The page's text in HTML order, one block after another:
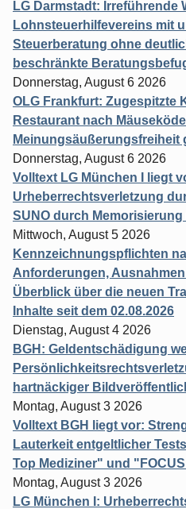
LG Darmstadt: Irreführende
Lohnsteuerhilfevereins mit
Steuerberatung ohne
beschränkte
Donnerstag, August 6 2026
OLG Frankfurt: Zugespitzte
Restaurant nach
Meinungsäußerungsfreiheit
Donnerstag, August 6 2026
Volltext LG München I liegt
Urheberrechtsverletzung
SUNO durch
Mittwoch, August 5 2026
Kennzeichnungspflichten
Anforderungen,
Überblick über die neuen
Inhalte seit dem 02.08.2026
Dienstag, August 4 2026
BGH: Geldentschädigung
hartnäckiger
Montag, August 3 2026
Volltext BGH liegt vor:
Lauterkeit entgeltlicher
Top Mediziner" und
Montag, August 3 2026
LG München I: